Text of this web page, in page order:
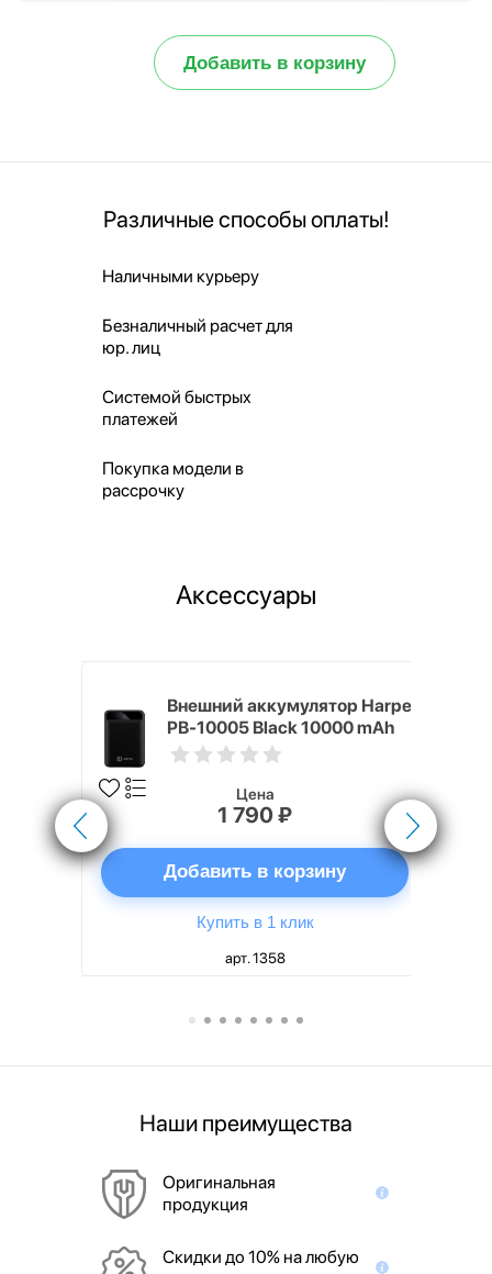
Добавить в корзину
Различные способы оплаты!
Наличными курьеру
Безналичный расчет для
юр. лиц
Системой быстрых
платежей
Покупка модели в
рассрочку
Аксессуары
Внешний аккумулятор Harper
PB-10005 Black 10000 mAh
Цена
1 790 ₽
Добавить в корзину
Купить в 1 клик
арт. 1358
Наши преимущества
Оригинальная
продукция
Скидки до 10% на любую